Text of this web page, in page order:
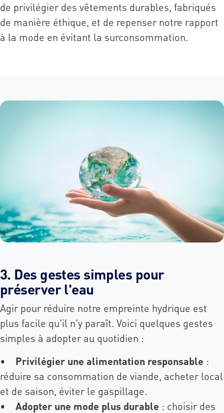
de privilégier des vêtements durables, fabriqués
de manière éthique, et de repenser notre rapport
à la mode en évitant la surconsommation.
3. Des gestes simples pour
préserver l'eau
Agir pour réduire notre empreinte hydrique est
plus facile qu'il n'y paraît. Voici quelques gestes
simples à adopter au quotidien :
• Privilégier une alimentation responsable :
réduire sa consommation de viande, acheter local
et de saison, éviter le gaspillage.
• Adopter une mode plus durable : choisir des